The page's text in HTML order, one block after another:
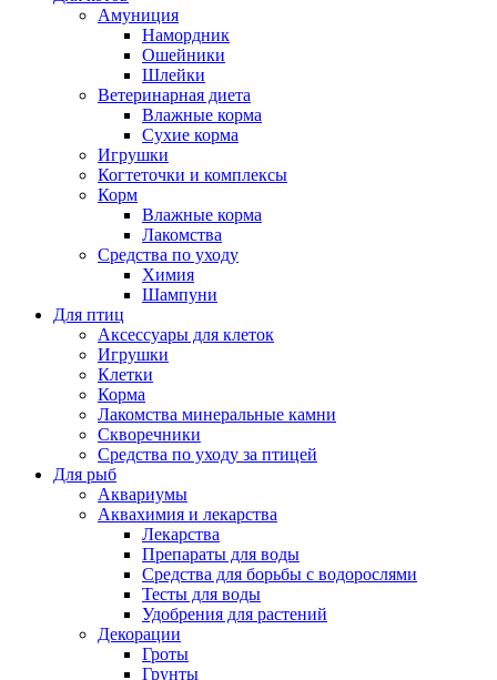
Амуниция
Намордник
Ошейники
Шлейки
Ветеринарная диета
Влажные корма
Сухие корма
Игрушки
Когтеточки и комплексы
Корм
Влажные корма
Лакомства
Средства по уходу
Химия
Шампуни
Для птиц
Аксессуары для клеток
Игрушки
Клетки
Корма
Лакомства минеральные камни
Скворечники
Средства по уходу за птицей
Для рыб
Аквариумы
Аквахимия и лекарства
Лекарства
Препараты для воды
Средства для борьбы с водорослями
Тесты для воды
Удобрения для растений
Декорации
Гроты
Грунты